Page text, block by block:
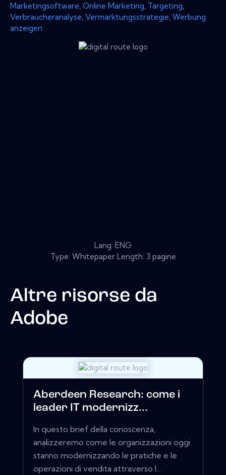
Marketingsoftware Online Marketing Targeting
Verbraucheranalyse Vermarktungsstrategie Werbung
anzeigen
Lang: ENG
Type: Whitepaper Length: 3 pagine
Altre risorse da
Adobe
Aberdeen Research: come i
leader IT modernizz...
In questo brief della conoscenza,
analizzeremo come le organizzazioni oggi
stanno modernizzando le pratiche e le
operazioni di vendita attraverso l...